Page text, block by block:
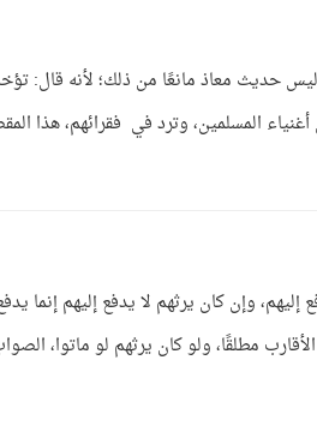
حديث معاذ مانعًا من ذلك؛ لأنه قال:
المسلمين، وترد في فقرائهم، هذا
وإن كان يرثهم لا يدفع إليهم إنما
مطلقًا، ولو كان يرثهم لو ماتوا،